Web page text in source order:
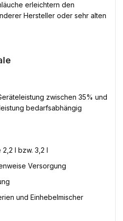
erleichtern den
Hersteller oder sehr alten
zwischen 35% und
bedarfsabhängig
l bzw. 3,2 l
Versorgung
und Einhebelmischer